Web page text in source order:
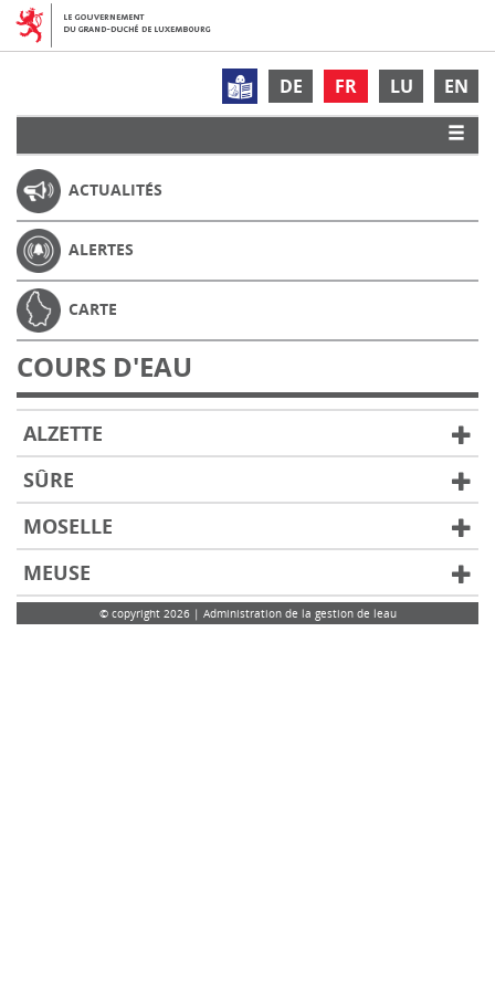
DE FR LU EN
ACTUALITÉS
ALERTES
CARTE
COURS D'EAU
ALZETTE
SÛRE
MOSELLE
MEUSE
© copyright 2026 | Administration de la gestion de leau